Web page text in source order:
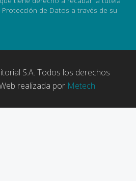
Protección de Datos a través de su
S.A. Todos los derechos
realizada por Metech